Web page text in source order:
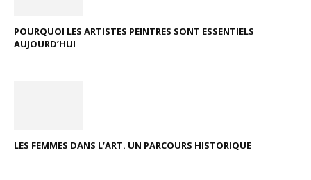
POURQUOI LES ARTISTES PEINTRES SONT ESSENTIELS
AUJOURD’HUI
LES FEMMES DANS L’ART. UN PARCOURS HISTORIQUE